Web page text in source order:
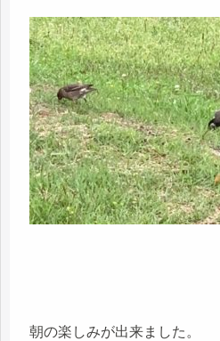
朝の楽しみが出来ました。